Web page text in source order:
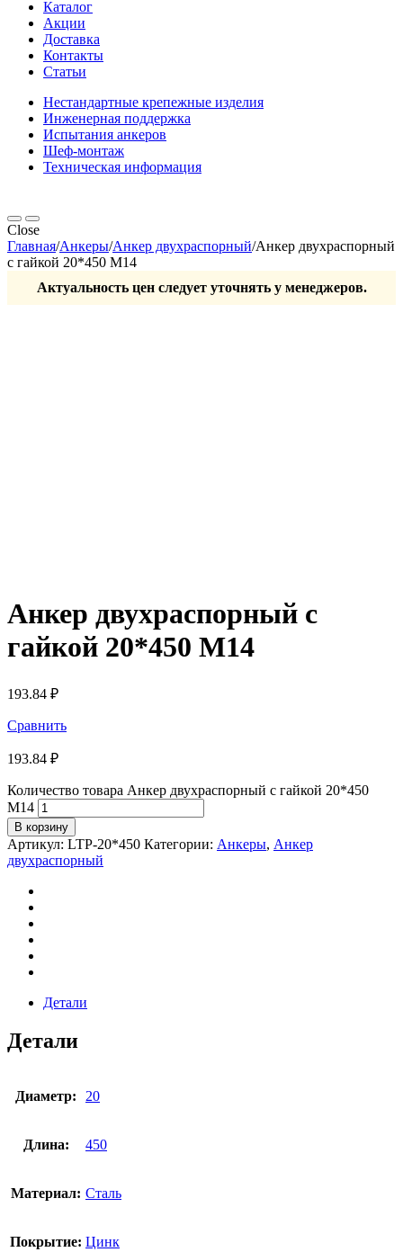
Каталог
Акции
Доставка
Контакты
Статьи
Нестандартные крепежные изделия
Инженерная поддержка
Испытания анкеров
Шеф-монтаж
Техническая информация
Close
Главная/Анкеры/Анкер двухраспорный/Анкер двухраспорный
с гайкой 20*450 М14
Актуальность цен следует уточнять у менеджеров.
Анкер двухраспорный с
гайкой 20*450 М14
193.84 ₽
Сравнить
193.84 ₽
Количество товара Анкер двухраспорный с гайкой 20*450
М14
В корзину
Артикул: LTP-20*450 Категории: Анкеры, Анкер
двухраспорный
Детали
Детали
Диаметр: 20
Длина: 450
Материал: Сталь
Покрытие: Цинк